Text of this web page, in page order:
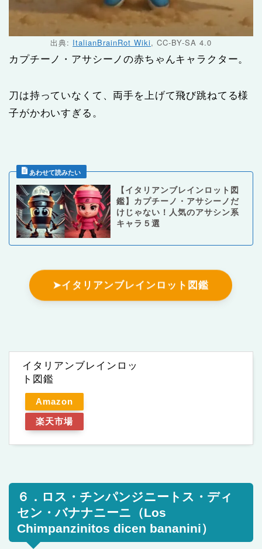
出典: ItalianBrainRot Wiki, CC-BY-SA 4.0
カプチーノ・アサシーノの赤ちゃんキャラクター。
刀は持っていなくて、両手を上げて飛び跳ねてる様
子がかわいすぎる。
【イタリアンブレインロット図
鑑】カプチーノ・アサシーノだ
けじゃない！人気のアサシン系
キャラ５選
➤イタリアンブレインロット図鑑
イタリアンブレインロッ
ト図鑑
Amazon
楽天市場
６．ロス・チンパンジニートス・ディ
セン・バナナニーニ（Los
Chimpanzinitos dicen bananini）